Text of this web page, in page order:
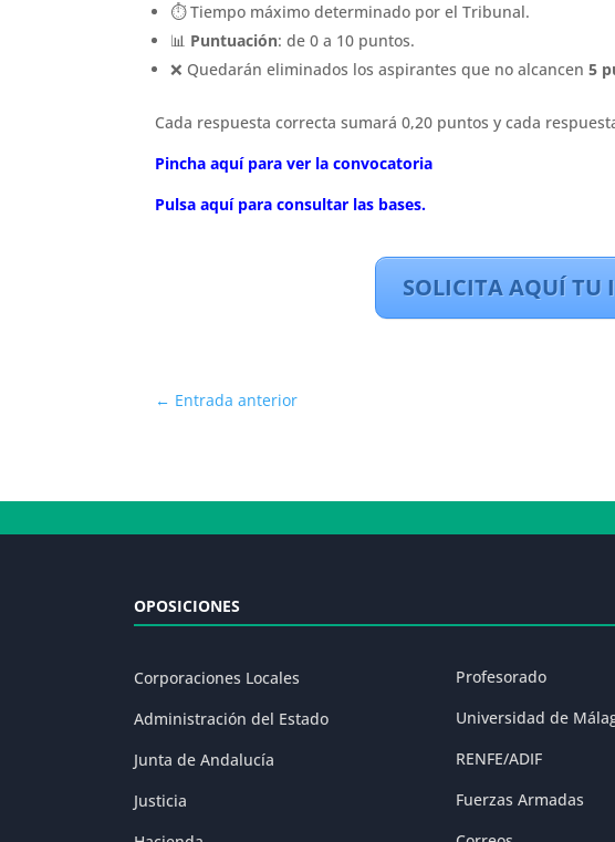
⏱️ Tiempo máximo determinado por el Tribunal.
📊 Puntuación: de 0 a 10 puntos.
❌ Quedarán eliminados los aspirantes que no alcancen 5
Cada respuesta correcta sumará 0,20 puntos y cada
Pincha aquí para ver la convocatoria
Pulsa aquí para consultar las bases.
SOLICITA AQUÍ TU
← Entrada anterior
OPOSICIONES
Corporaciones Locales
Administración del Estado
Junta de Andalucía
Justicia
Profesorado
Universidad de
RENFE/ADIF
Fuerzas Armadas